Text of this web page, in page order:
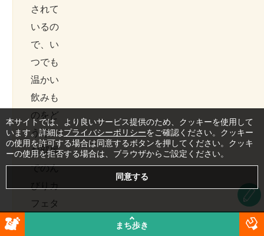
されて
いるの
で、い
つでも
温かい
飲みも
のをど
うぞ。
お部屋
でのん
フェタ
まち歩き
本サイトでは、より良いサービス提供のため、クッキーを使用して
います。詳細はプライバシーポリシーをご確認ください。クッキー
の使用を許可する場合は同意するボタンを押してください。クッキ
ーの使用を拒否する場合は、ブラウザからご設定ください。